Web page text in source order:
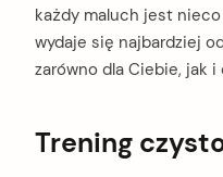
każdy maluch jest
wydaje się najbardziej
zarówno dla Ciebie, jak i
Trening